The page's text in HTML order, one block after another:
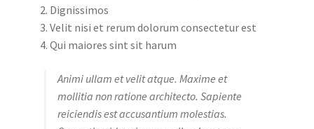
Dignissimos
Velit nisi et rerum dolorum consectetur est
Qui maiores sint sit harum
Animi ullam et velit atque. Maxime et
mollitia non ratione architecto. Sapiente
reiciendis est accusantium molestias.